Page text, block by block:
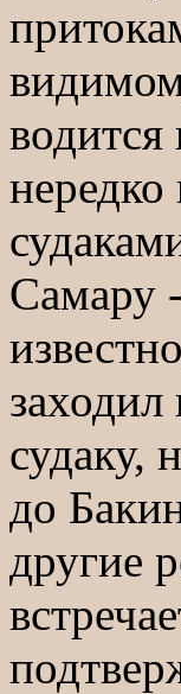
водится
Самару
судаку,
до
другие